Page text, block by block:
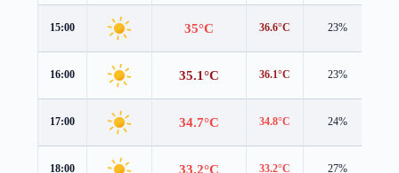
15:00 35°C 36.6°C 23%
16:00 35.1°C 36.1°C 23%
17:00 34.7°C 34.8°C 24%
18:00 33.2°C 33.2°C 27%